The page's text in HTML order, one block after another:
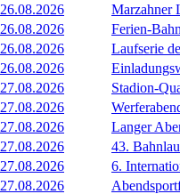
26.08.2026
Marzahner
26.08.2026
Ferien-
26.08.2026
Laufserie
26.08.2026
27.08.2026
Stadion-
27.08.2026
27.08.2026
Langer
27.08.2026
43.
27.08.2026
6.
27.08.2026